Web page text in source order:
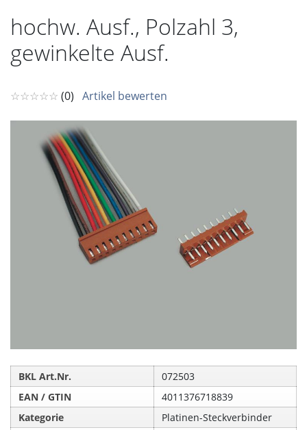
hochw. Ausf., Polzahl 3,
gewinkelte Ausf.
☆☆☆☆☆ (0) Artikel bewerten
BKL Art.Nr.
072503
EAN / GTIN
4011376718839
Kategorie
Platinen-Steckverbinder